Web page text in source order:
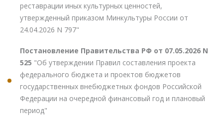
реставрации иных культурных ценностей,
утвержденный приказом Минкультуры России от
24.04.2026 N 797"
Постановление Правительства РФ от 07.05.2026 N
525 "Об утверждении Правил составления проекта
федерального бюджета и проектов бюджетов
государственных внебюджетных фондов Российской
Федерации на очередной финансовый год и плановый
период"